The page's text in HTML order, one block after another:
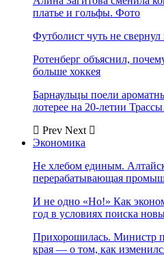
платье и гольфы. Фото
Футболист чуть не
Ротенберг объяснил,
больше хоккея
Барнаульцы поели
лотерее на 20-летии
Prev Next
Экономика
Не хлебом единым.
перерабатывающая
И не одно «Но!» Как
год в условиях поиска
Прихорошилась. Министр
края — о том, как